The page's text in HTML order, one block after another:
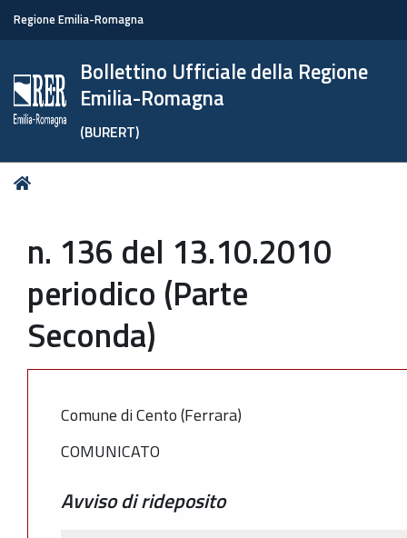
Regione Emilia-Romagna
Bollettino Ufficiale della Regione
Emilia-Romagna
(BURERT)
Tu
n. 136 del 13.10.2010
periodico (Parte
Seconda)
Comune di Cento (Ferrara)
COMUNICATO
Avviso di rideposito